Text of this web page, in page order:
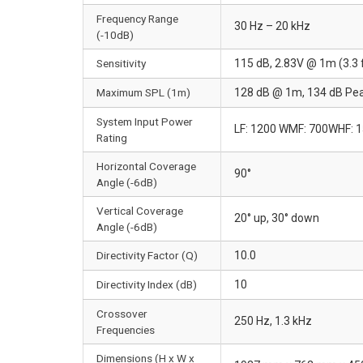
Frequency Range
(-10dB)
30 Hz – 20 kHz
Sensitivity 115 dB, 2.83V @ 1m (3.3
Maximum SPL (1m) 128 dB @ 1m, 134 dB
System Input Power
Rating
LF: 1200 WMF: 700WHF:
Horizontal Coverage
Angle (-6dB)
90°
Vertical Coverage
Angle (-6dB)
20° up, 30° down
Directivity Factor (Q) 10.0
Directivity Index (dB) 10
Crossover
Frequencies
250 Hz, 1.3 kHz
Dimensions (H x W x